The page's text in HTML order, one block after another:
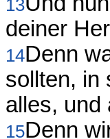
13
deiner
14Denn
sollten, in
alles, und
15Denn